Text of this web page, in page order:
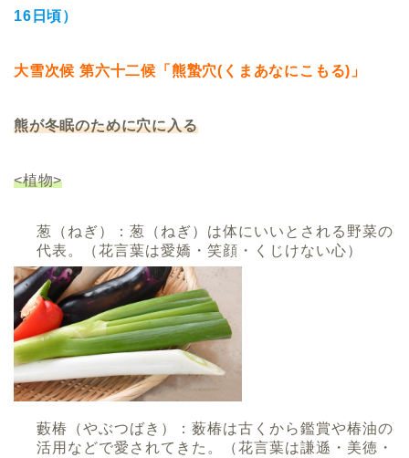
16日頃）
大雪次候 第六十二候「熊蟄穴(くまあなにこもる)」
熊が冬眠のために穴に入る
<植物>
葱（ねぎ）：葱（ねぎ）は体にいいとされる野菜の
代表。（花言葉は愛嬌・笑顔・くじけない心）
藪椿（やぶつばき）：薮椿は古くから鑑賞や椿油の
活用などで愛されてきた。（花言葉は謙遜・美徳・